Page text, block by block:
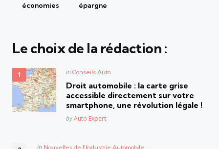
économies épargne
Le choix de la rédaction :
Posted
in Conseils Auto
Droit automobile : la carte grise
accessible directement sur votre
smartphone, une révolution légale !
Posted
byAuto Expert
Posted
in Nouvelles de l'Industrie Automobile